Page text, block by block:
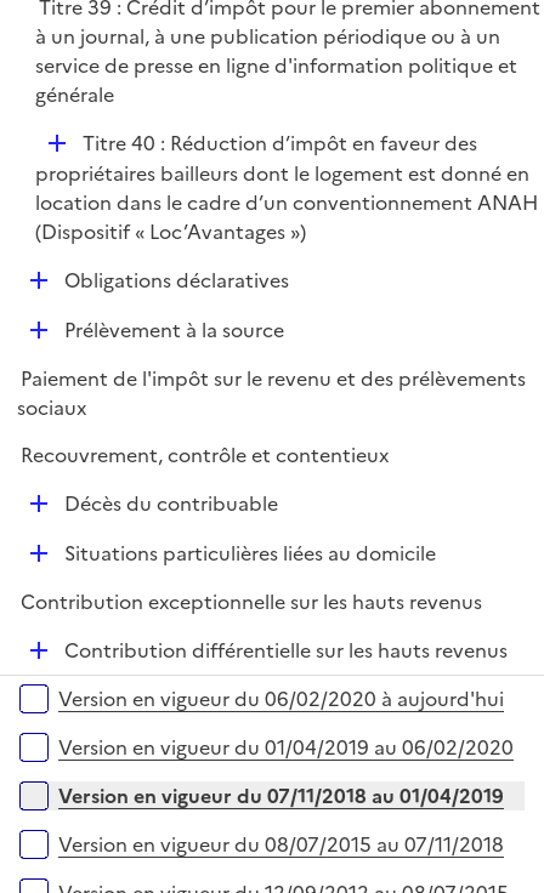
i
e
r
Titre 39 : Crédit d’impôt pour le premier abonnement
à un journal, à une publication périodique ou à un
service de presse en ligne d'information politique et
générale
D
é
p
l
e
r
Titre 40 : Réduction d’impôt en faveur des
propriétaires bailleurs dont le logement est donné en
location dans le cadre d’un conventionnement ANAH
(Dispositif « Loc’Avantages »)
D
i
e
r
Obligations déclaratives
D
p
l
i
Prélèvement à la source
Paiement de l'impôt sur le revenu et des prélèvements
sociaux
Recouvrement, contrôle et contentieux
D
i
r
Décès du contribuable
D
p
i
e
Situations particulières liées au domicile
Contribution exceptionnelle sur les hauts revenus
D
é
p
e
Contribution différentielle sur les hauts revenus
Versions sur la période
Version en vigueur du 06/02/2020 à aujourd'hui
Version en vigueur du 01/04/2019 au 06/02/2020
Version en vigueur du 07/11/2018 au 01/04/2019
Version en vigueur du 08/07/2015 au 07/11/2018